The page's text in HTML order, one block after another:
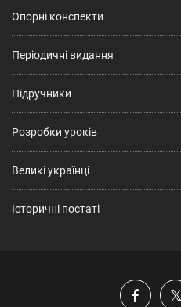
Опорні конспекти
Періодичні видання
Підручники
Розробки уроків
Великі українці
Історичні постаті